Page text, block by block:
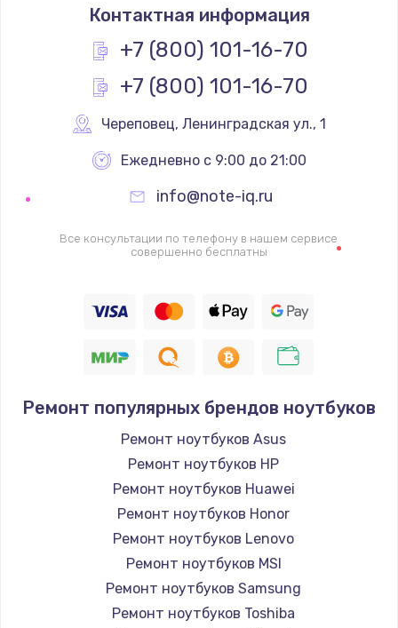
Контактная информация
+7 (800) 101-16-70
+7 (800) 101-16-70
Череповец, Ленинградская ул., 1
Ежедневно с 9:00 до 21:00
info@note-iq.ru
Все консультации по телефону в нашем сервисе
совершенно бесплатны
Ремонт популярных брендов ноутбуков
Ремонт ноутбуков Asus
Ремонт ноутбуков HP
Ремонт ноутбуков Huawei
Ремонт ноутбуков Honor
Ремонт ноутбуков Lenovo
Ремонт ноутбуков MSI
Ремонт ноутбуков Samsung
Ремонт ноутбуков Toshiba